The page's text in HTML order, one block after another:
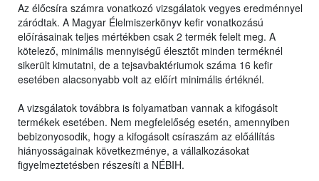
Az élőcsíra számra vonatkozó vizsgálatok vegyes eredménnyel
záródtak. A Magyar Élelmiszerkönyv kefir vonatkozású
előírásainak teljes mértékben csak 2 termék felelt meg. A
kötelező, minimális mennyiségű élesztőt minden terméknél
sikerült kimutatni, de a tejsavbaktériumok száma 16 kefir
esetében alacsonyabb volt az előírt minimális értéknél.
A vizsgálatok továbbra is folyamatban vannak a kifogásolt
termékek esetében. Nem megfelelőség esetén, amennyiben
bebizonyosodik, hogy a kifogásolt csíraszám az előállítás
hiányosságainak következménye, a vállalkozásokat
figyelmeztetésben részesíti a NÉBIH.